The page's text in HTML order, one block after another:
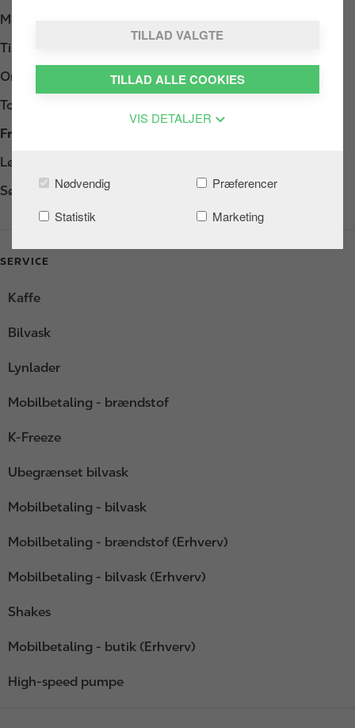
TILLAD VALGTE
TILLAD ALLE COOKIES
VIS DETALJER
Nødvendig
Præferencer
Statistik
Marketing
Mandag
Tirsdag
Onsdag
06:00 - 23:00
Torsdag
Fredag
Lørdag
Søndag
07:00 - 23:00
SERVICE
Kaffe
Bilvask
Lynlader
Mobilbetaling - brændstof
K-Freeze
Ubegrænset bilvask
Mobilbetaling - bilvask
Mobilbetaling - brændstof (Erhverv)
Mobilbetaling - bilvask (Erhverv)
Shakes
Mobilbetaling - butik (Erhverv)
High-speed pumpe